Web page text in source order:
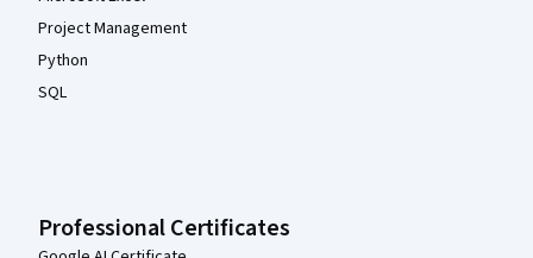
Project Management
Python
SQL
Professional Certificates